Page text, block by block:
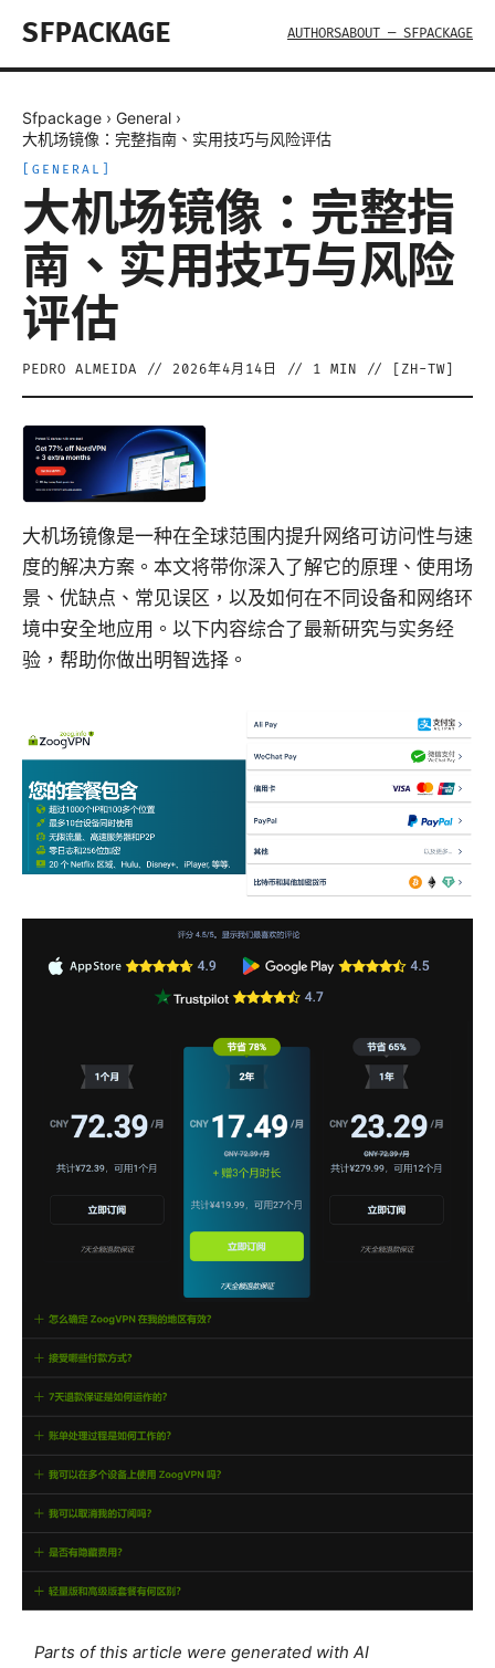
SFPACKAGE AUTHORSABOUT — SFPACKAGE
Sfpackage › General ›
大机场镜像：完整指南、实用技巧与风险评估
GENERAL
大机场镜像：完整指
南、实用技巧与风险
评估
PEDRO ALMEIDA // 2026年4月14日 // 1 MIN // [ ZH-TW
大机场镜像是一种在全球范围内提升网络可访问性与速
度的解决方案。本文将带你深入了解它的原理、使用场
景、优缺点、常见误区，以及如何在不同设备和网络环
境中安全地应用。以下内容综合了最新研究与实务经
验，帮助你做出明智选择。
Parts of this article were generated with AI